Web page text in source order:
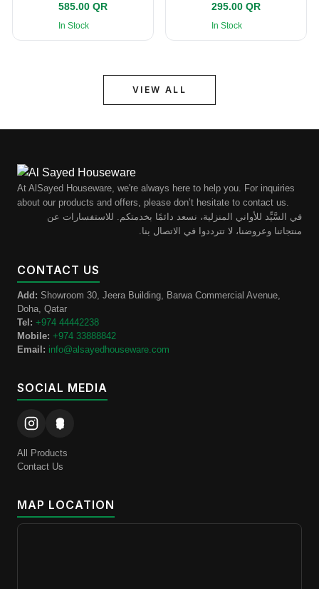
585.00 QR
In Stock
295.00 QR
In Stock
VIEW ALL
At AlSayed Houseware, we're always here to help you. For inquiries
about our products and offers, please don’t hesitate to contact us.
في السَّيِّد للأواني المنزلية، نسعد دائمًا بخدمتكم. للاستفسارات عن
منتجاتنا وعروضنا، لا تترددوا في الاتصال بنا.
CONTACT US
Add: Showroom 30, Jeera Building, Barwa Commercial Avenue,
Doha, Qatar
Tel: +974 44442238
Mobile: +974 33888842
Email: info@alsayedhouseware.com
SOCIAL MEDIA
All Products
Contact Us
MAP LOCATION